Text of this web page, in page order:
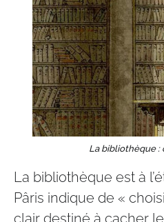
La bibliothèque :
La bibliothèque est à
Pâris indique de «